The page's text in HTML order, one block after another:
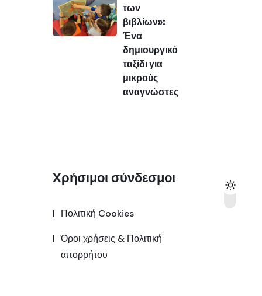
των
βιβλίων»:
Ένα
δημιουργικό
ταξίδι για
μικρούς
αναγνώστες
Χρήσιμοι σύνδεσμοι
Πολιτική Cookies
Όροι χρήσεις & Πολιτική
απορρήτου